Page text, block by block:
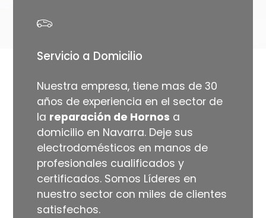
Servicio a Domicilio
Nuestra empresa, tiene mas de 30
años de experiencia en el sector de
la reparación de Hornos a
domicilio en Navarra. Deje sus
electrodomésticos en manos de
profesionales cualificados y
certificados. Somos Líderes en
nuestro sector con miles de clientes
satisfechos.